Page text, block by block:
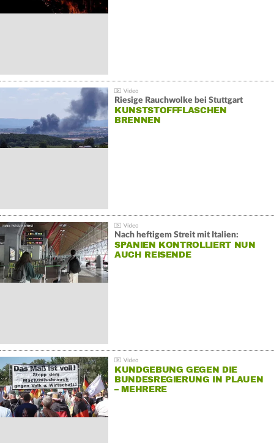
Riesige Rauchwolke bei Stuttgart
KUNSTSTOFFFLASCHEN
BRENNEN
Nach heftigem Streit mit Italien:
SPANIEN KONTROLLIERT NUN
AUCH REISENDE
KUNDGEBUNG GEGEN DIE
BUNDESREGIERUNG IN PLAUEN
– MEHRERE